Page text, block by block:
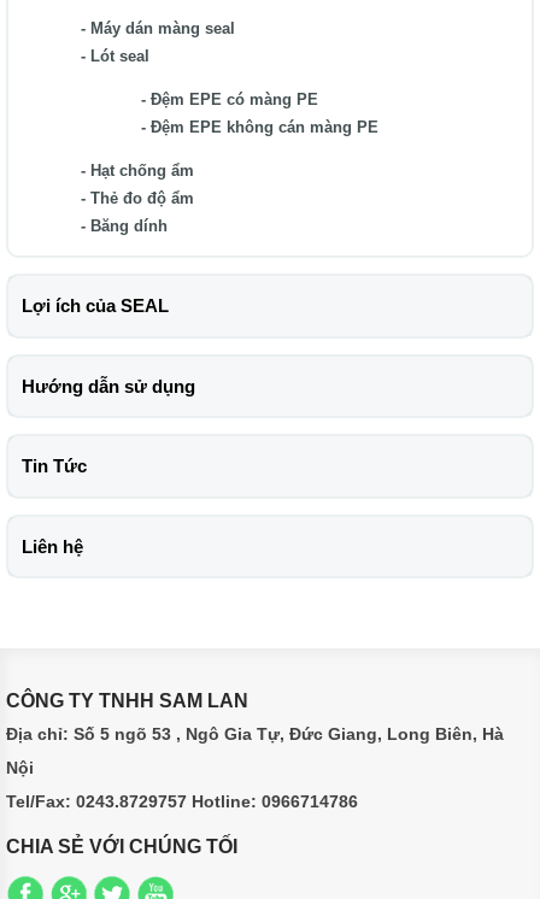
Máy dán màng seal
Lót seal
Đệm EPE có màng PE
Đệm EPE không cán màng PE
Hạt chống ẩm
Thẻ đo độ ẩm
Băng dính
Lợi ích của SEAL
Hướng dẫn sử dụng
Tin Tức
Liên hệ
CÔNG TY TNHH SAM LAN
Địa chỉ: Số 5 ngõ 53 , Ngô Gia Tự, Đức Giang, Long Biên, Hà
Nội
Tel/Fax: 0243.8729757 Hotline: 0966714786
CHIA SẺ VỚI CHÚNG TỐI